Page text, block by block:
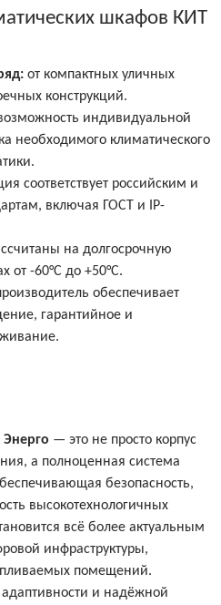
шкафов КИТ
от компактных уличных
конструкций.
индивидуальной
необходимого климатического
соответствует российским и
включая ГОСТ и IP-
на долгосрочную
от -60°C до +50°C.
обеспечивает
гарантийное и
— это не просто корпус
а полноценная система
безопасность,
высокотехнологичных
всё более актуальным
инфраструктуры,
помещений.
адаптивности и надёжной